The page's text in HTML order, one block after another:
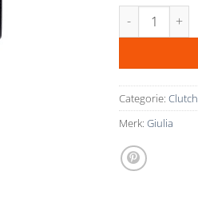
Giulia zwarte
Categorie:
Merk: Giulia